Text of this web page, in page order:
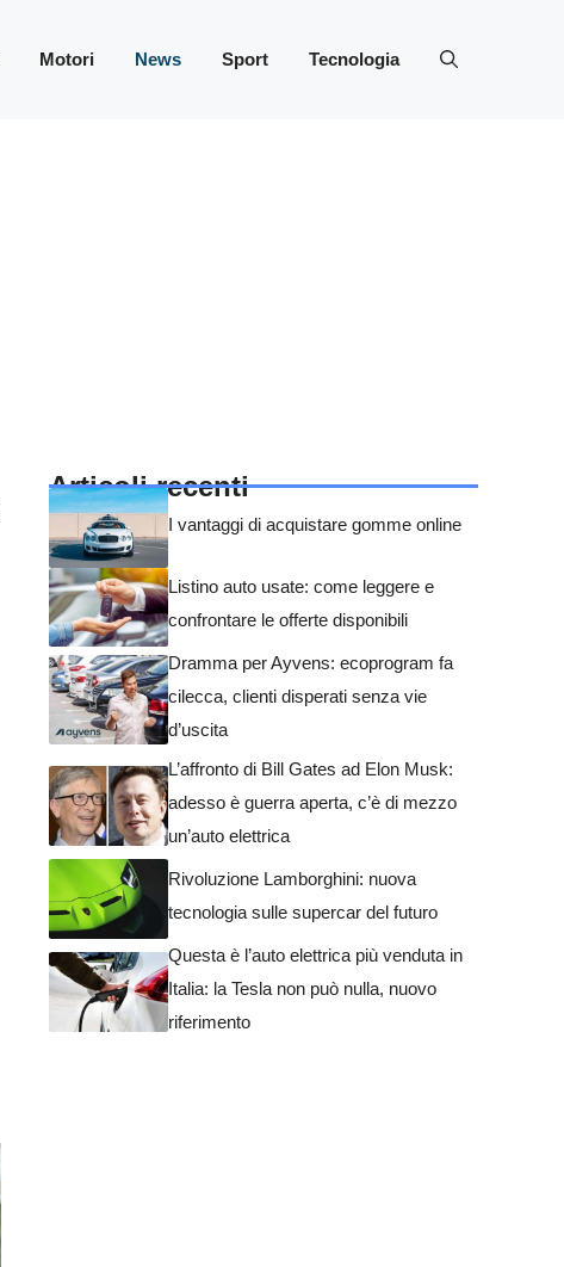
Motori News Sport Tecnologia
Articoli recenti
I vantaggi di acquistare gomme online
Listino auto usate: come leggere e
confrontare le offerte disponibili
Dramma per Ayvens: ecoprogram fa
cilecca, clienti disperati senza vie
d’uscita
L’affronto di Bill Gates ad Elon Musk:
adesso è guerra aperta, c’è di mezzo
un’auto elettrica
Rivoluzione Lamborghini: nuova
tecnologia sulle supercar del futuro
Questa è l’auto elettrica più venduta in
Italia: la Tesla non può nulla, nuovo
riferimento